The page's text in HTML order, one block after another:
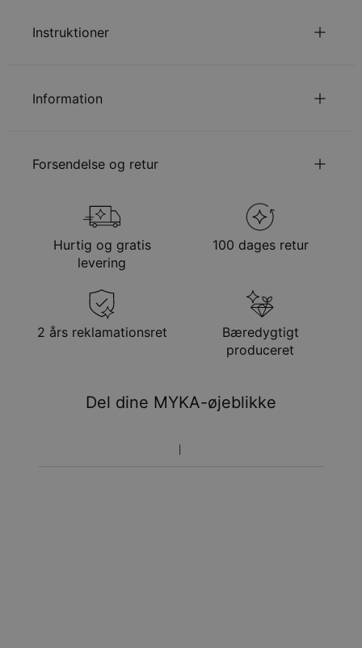
Instruktioner
Du er velkommen til at kontakte os via
Information
Kædeforlængelse
5 cm
Stenklarhed
Total karatvægt
Stenform
Rund sleben diamant
Hypoallergenisk
Forsendelse og retur
forsendelsesmetode
Metode Anslået leveringsdato
Gratis levering
tir. 25. aug. - ons. 26.
Hastelevering
søn. 16. aug. - tir. 18.
aug.
Du vil ikke blive opkrævet yderligere afgifter.
Vær opmærksom på at tidsperioden nævnt ovenfor er
Hurtig og gratis
levering
100 dages retur
2 års reklamationsret
Bæredygtigt
produceret
Del dine MYKA-øjeblikke